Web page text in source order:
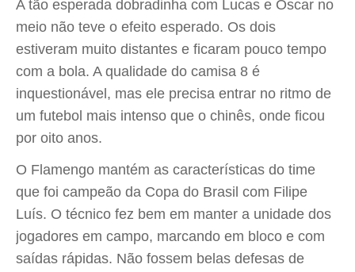
A tão esperada dobradinha com Lucas e Oscar no
meio não teve o efeito esperado. Os dois
estiveram muito distantes e ficaram pouco tempo
com a bola. A qualidade do camisa 8 é
inquestionável, mas ele precisa entrar no ritmo de
um futebol mais intenso que o chinês, onde ficou
por oito anos.
O Flamengo mantém as características do time
que foi campeão da Copa do Brasil com Filipe
Luís. O técnico fez bem em manter a unidade dos
jogadores em campo, marcando em bloco e com
saídas rápidas. Não fossem belas defesas de